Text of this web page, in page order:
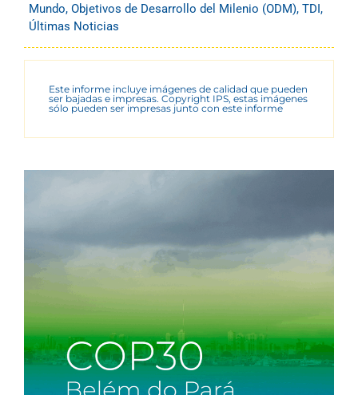
Mundo, Objetivos de Desarrollo del Milenio (ODM), TDI,
Últimas Noticias
Este informe incluye imágenes de calidad que pueden
ser bajadas e impresas. Copyright IPS, estas imágenes
sólo pueden ser impresas junto con este informe